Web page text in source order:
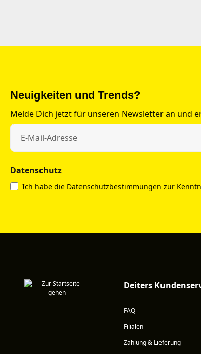
Neuigkeiten und Trends?
Melde Dich jetzt für unseren Newsletter an und
Datenschutz
Ich habe die Datenschutzbestimmungen zur
Deiters
FAQ
Filialen
Zahlung & Lieferung